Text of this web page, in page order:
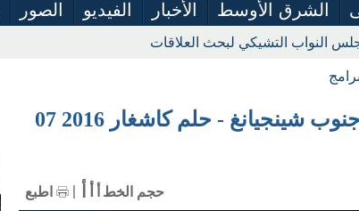
الشرق الأوسط الأخبار الفيديو الصور
النواب التشيكي لبحث العلاقات
الأفلام الوثائقية: رحلة إلى جنوب شينجيانغ - حلم كاشغار 2016 07
اطبع حجم الخط